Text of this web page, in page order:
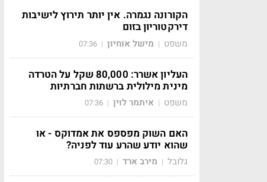
הקורונה נגמרה. אין יותר תירוץ לישיבות
דירקטוריון בזום
משפט | מישל אוחיון |
07:36
העליון אשרר: 80,000 שקל על הטרדה
מינית מילולית ברשתות חברתיות
משפט | איתמר לוין |
07:36
האם השוק מפספס את אמדוקס - או
שהוא יודע שהרע עוד לפניה?
גלובל | מירב ארד |
07:30